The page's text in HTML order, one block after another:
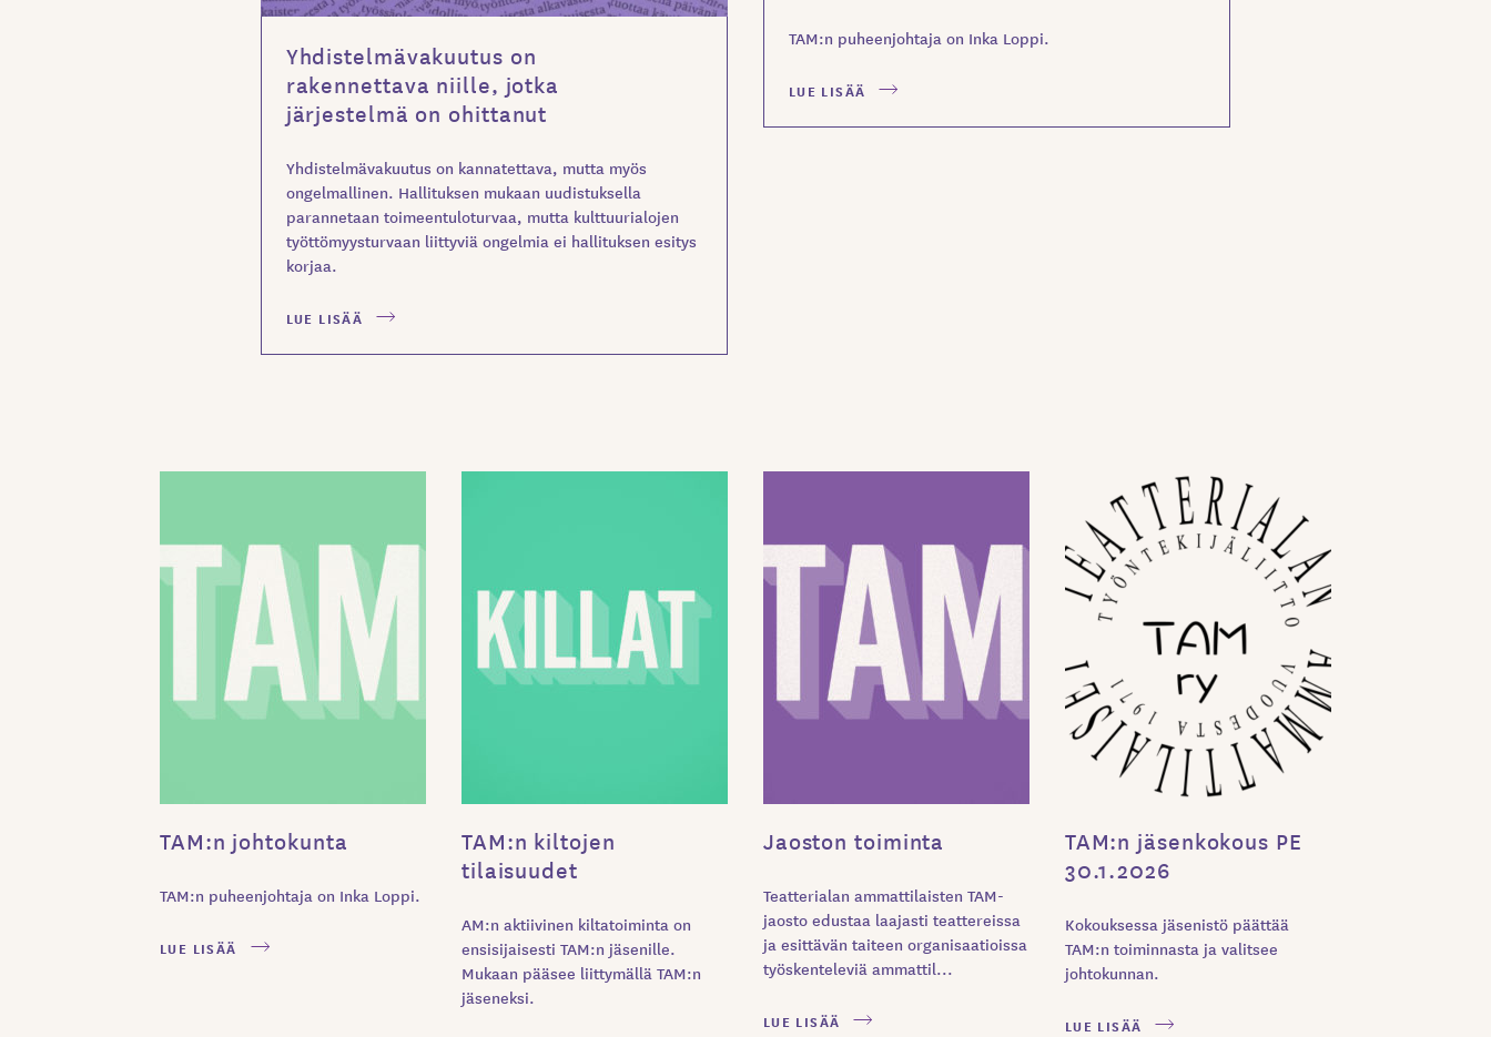
Yhdistelmävakuutus on
rakennettava niille, jotka
järjestelmä on ohittanut
Yhdistelmävakuutus on kannatettava, mutta myös
ongelmallinen. Hallituksen mukaan uudistuksella
parannetaan toimeentuloturvaa, mutta kulttuurialojen
työttömyysturvaan liittyviä ongelmia ei hallituksen esitys
korjaa.
LUE LISÄÄ
TAM:n puheenjohtaja on Inka Loppi.
LUE LISÄÄ
TAM:n johtokunta
TAM:n puheenjohtaja on Inka Loppi.
LUE LISÄÄ
TAM:n kiltojen
tilaisuudet
AM:n aktiivinen kiltatoiminta on
ensisijaisesti TAM:n jäsenille.
Mukaan pääsee liittymällä TAM:n
jäseneksi.
Jaoston toiminta
Teatterialan ammattilaisten TAM-
jaosto edustaa laajasti teattereissa
ja esittävän taiteen organisaatioissa
työskenteleviä ammattil...
LUE LISÄÄ
TAM:n jäsenkokous PE
30.1.2026
Kokouksessa jäsenistö päättää
TAM:n toiminnasta ja valitsee
johtokunnan.
LUE LISÄÄ